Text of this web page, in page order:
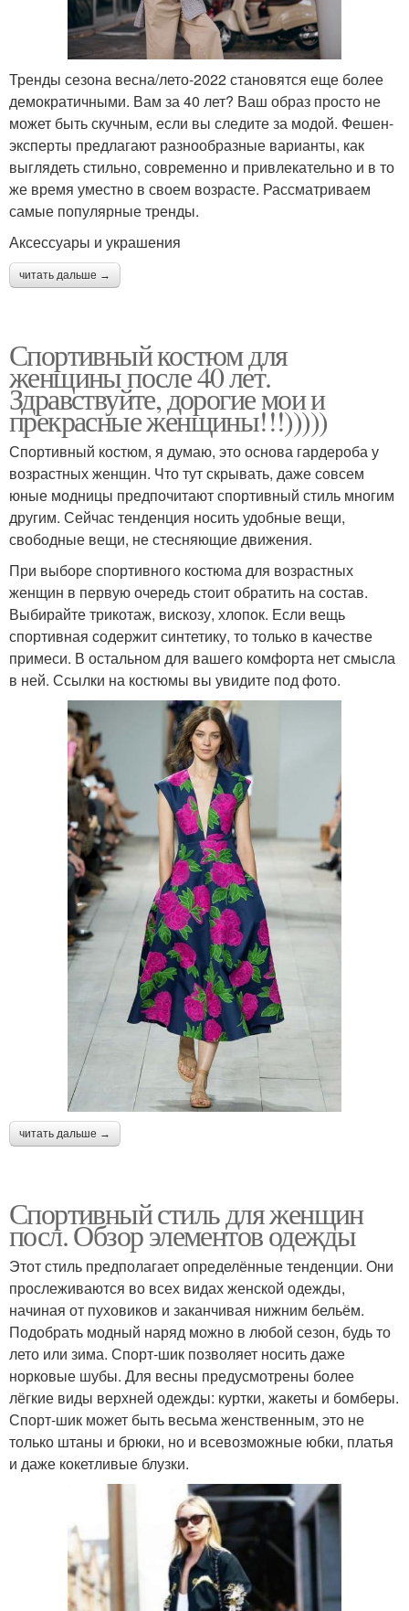
Тренды сезона весна/лето-2022 становятся еще более
демократичными. Вам за 40 лет? Ваш образ просто не
может быть скучным, если вы следите за модой. Фешен-
эксперты предлагают разнообразные варианты, как
выглядеть стильно, современно и привлекательно и в то
же время уместно в своем возрасте. Рассматриваем
самые популярные тренды.
Аксессуары и украшения
читать дальше →
Спортивный костюм для
женщины после 40 лет.
Здравствуйте, дорогие мои и
прекрасные женщины!!!)))))
Спортивный костюм, я думаю, это основа гардероба у
возрастных женщин. Что тут скрывать, даже совсем
юные модницы предпочитают спортивный стиль многим
другим. Сейчас тенденция носить удобные вещи,
свободные вещи, не стесняющие движения.
При выборе спортивного костюма для возрастных
женщин в первую очередь стоит обратить на состав.
Выбирайте трикотаж, вискозу, хлопок. Если вещь
спортивная содержит синтетику, то только в качестве
примеси. В остальном для вашего комфорта нет смысла
в ней. Ссылки на костюмы вы увидите под фото.
читать дальше →
Спортивный стиль для женщин
посл. Обзор элементов одежды
Этот стиль предполагает определённые тенденции. Они
прослеживаются во всех видах женской одежды,
начиная от пуховиков и заканчивая нижним бельём.
Подобрать модный наряд можно в любой сезон, будь то
лето или зима. Спорт-шик позволяет носить даже
норковые шубы. Для весны предусмотрены более
лёгкие виды верхней одежды: куртки, жакеты и бомберы.
Спорт-шик может быть весьма женственным, это не
только штаны и брюки, но и всевозможные юбки, платья
и даже кокетливые блузки.